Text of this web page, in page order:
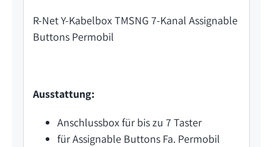
R-Net Y-Kabelbox TMSNG 7-Kanal Assignable
Buttons Permobil
Ausstattung:
Anschlussbox für bis zu 7 Taster
für Assignable Buttons Fa. Permobil